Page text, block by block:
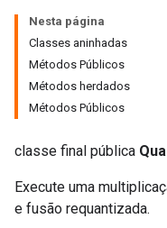
Nesta página
Classes aninhadas
Métodos Públicos
Métodos herdados
Métodos Públicos
classe final pública
Execute uma
e fusão requantizada.